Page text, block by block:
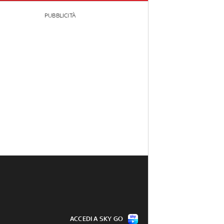
PUBBLICITÀ
ACCEDI A SKY GO